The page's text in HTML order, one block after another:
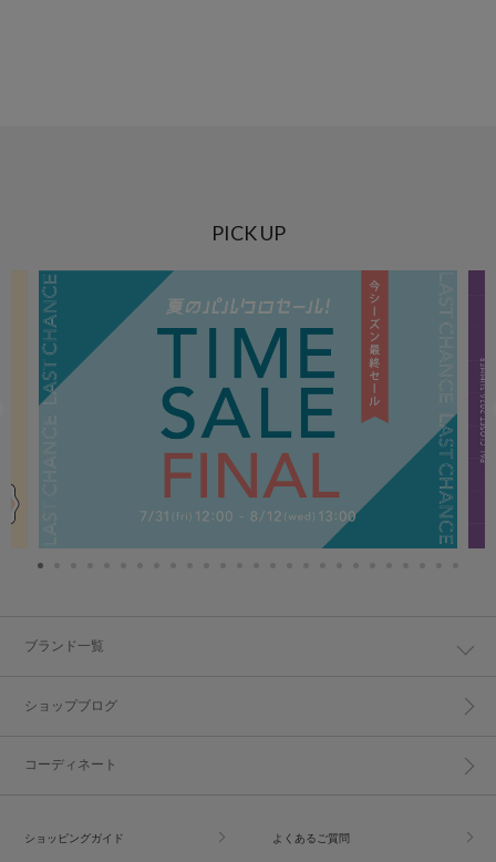
PICK UP
ブランド一覧
ショップブログ
コーディネート
ショッピングガイド よくあるご質問